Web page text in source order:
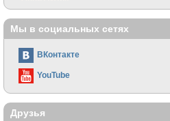
Мы в социальных сетях
ВКонтакте
YouTube
Друзья